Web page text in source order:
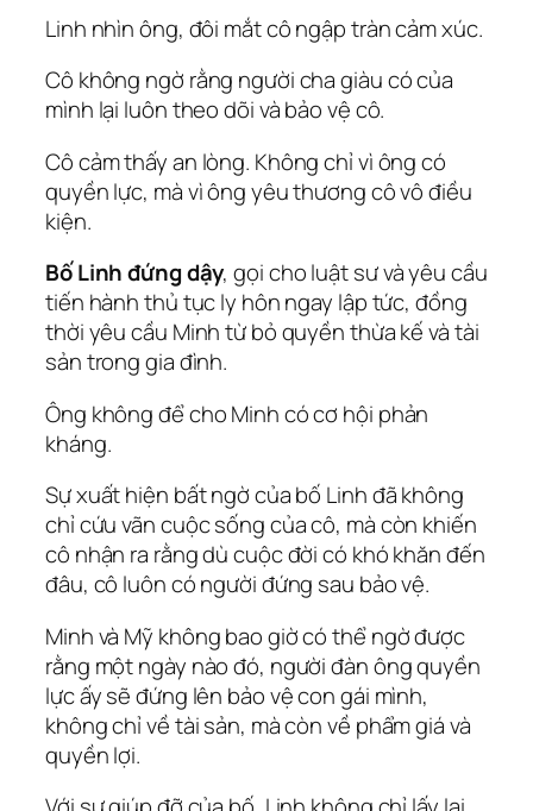
Linh nhìn ông, đôi mắt cô ngập tràn cảm xúc.
Cô không ngờ rằng người cha giàu có của
mình lại luôn theo dõi và bảo vệ cô.
Cô cảm thấy an lòng. Không chỉ vì ông có
quyền lực, mà vì ông yêu thương cô vô điều
kiện.
Bố Linh đứng dậy, gọi cho luật sư và yêu cầu
tiến hành thủ tục ly hôn ngay lập tức, đồng
thời yêu cầu Minh từ bỏ quyền thừa kế và tài
sản trong gia đình.
Ông không để cho Minh có cơ hội phản
kháng.
Sự xuất hiện bất ngờ của bố Linh đã không
chỉ cứu vãn cuộc sống của cô, mà còn khiến
cô nhận ra rằng dù cuộc đời có khó khăn đến
đâu, cô luôn có người đứng sau bảo vệ.
Minh và Mỹ không bao giờ có thể ngờ được
rằng một ngày nào đó, người đàn ông quyền
lực ấy sẽ đứng lên bảo vệ con gái mình,
không chỉ về tài sản, mà còn về phẩm giá và
quyền lợi.